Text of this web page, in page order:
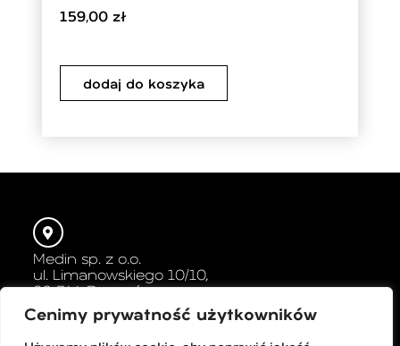
Cenimy prywatność użytkowników
159,00 zł
dodaj do koszyka
Medin sp. z o.o.
ul. Limanowskiego 10/10,